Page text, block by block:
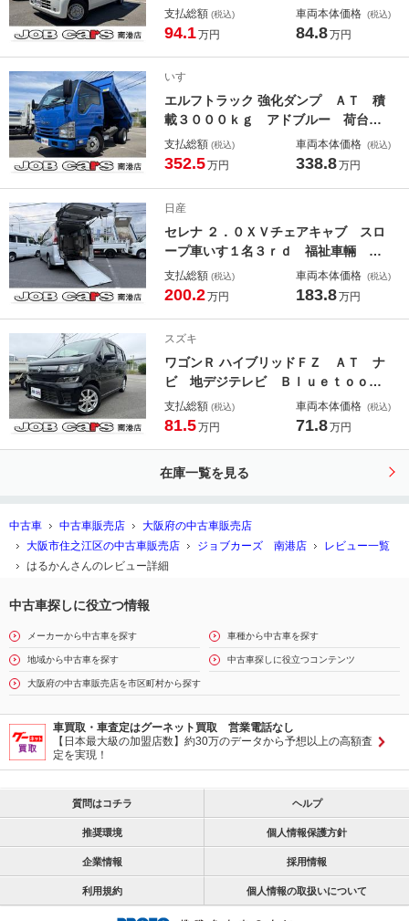
ーレス パワーウインドウ ラジオ
衝突軽減ブレーキ 車線逸脱警報 プ
支払総額 (税込)
94.1万円
車両本体価格 (税込)
84.8万円
いすゞ
エルフトラック 強化ダンプ ＡＴ 積
載３０００ｋｇ アドブルー 荷台長
さ３０５ｃｍ 幅１６０ｃｍ アオリ
高さ３９ｃｍ 床下地上高９４ｃｍ
脱警報 事業用登録ＯＫ
支払総額 (税込)
352.5万円
車両本体価格 (税込)
338.8万円
日産
セレナ ２．０ＸＶチェアキャブ スロ
ープ車いす１名３ｒｄ 福祉車輛 ８
名乗車 車椅子一基 ロングステッ
プ 両側電動スライドドア ナビ フ
スポットモニター シートヒーター
支払総額 (税込)
200.2万円
車両本体価格 (税込)
183.8万円
スズキ
ワゴンＲ ハイブリッドＦＺ ＡＴ ナ
ビ 地デジテレビ Ｂｌｕｅｔｏｏｔ
ｈオーディオ スマートキー ＰＵＳ
Ｈスタート ＬＥＤヘッドライト プ
支払総額 (税込)
81.5万円
車両本体価格 (税込)
71.8万円
在庫一覧を見る
中古車 中古車販売店
大阪府の中古車販売店
大阪市住之江区の中古車販売店
ジョブカーズ 南港店
レビュー一覧
はるかんさんのレビュー詳細
中古車探しに役立つ情報
メーカーから中古車を探す 車種から中古車を探す
地域から中古車を探す 中古車探しに役立つコンテンツ
大阪府の中古車販売店を市区町村から探す
車買取・車査定はグーネット買取 営業電話なし
【日本最大級の加盟店数】約30万のデータから予想以上の高額査
定を実現！
質問はコチラ ヘルプ
推奨環境 個人情報保護方針
企業情報 採用情報
利用規約 個人情報の取扱いについて